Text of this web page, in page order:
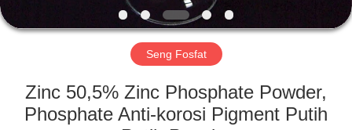
TENTANG
KAMI
TUR
PABRIK
Seng Fosfat
Zinc 50,5% Zinc Phosphate Powder,
Phosphate Anti-korosi Pigment Putih